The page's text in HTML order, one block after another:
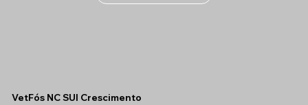
VetFós NC SUI Crescimento